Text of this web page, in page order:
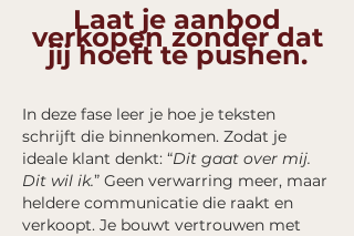
Laat je aanbod
verkopen zonder dat
jij hoeft te pushen.
In deze fase leer je hoe je teksten
schrijft die binnenkomen. Zodat je
ideale klant denkt: “Dit gaat over mij.
Dit wil ik.” Geen verwarring meer, maar
heldere communicatie die raakt en
verkoopt. Je bouwt vertrouwen met